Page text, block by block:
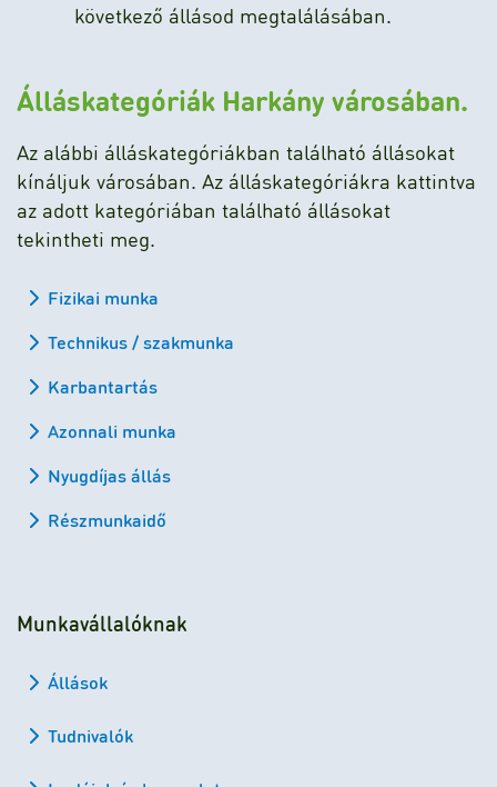
következő állásod megtalálásában.
Álláskategóriák Harkány városában.
Az alábbi álláskategóriákban található állásokat
kínáljuk városában. Az álláskategóriákra kattintva
az adott kategóriában található állásokat
tekintheti meg.
Fizikai munka
Technikus / szakmunka
Karbantartás
Azonnali munka
Nyugdíjas állás
Részmunkaidő
Munkavállalóknak
Állások
Tudnivalók